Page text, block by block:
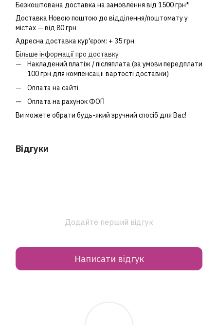
Безкоштована доставка на замовлення від 1500 грн*
Доставка Новою поштою до відділення/поштомату у
містах — від 80 грн
Адресна доставка кур'єром: + 35 грн
Більше інформації про доставку
Накладений платіж / післяплата (за умови передплати
100 грн для компенсації вартості доставки)
Оплата на сайті
Оплата на рахунок ФОП
Ви можете обрати будь-який зручний спосіб для Вас!
Відгуки
Додайте перший відгук
Написати відгук